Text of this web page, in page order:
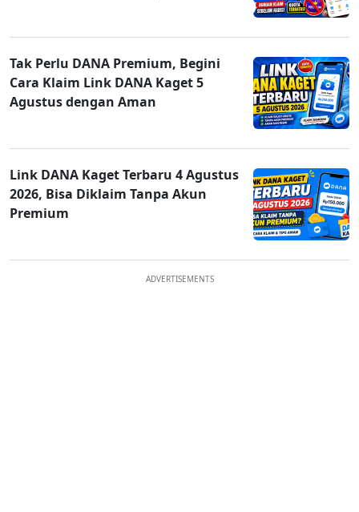
Tak Perlu DANA Premium, Begini
Cara Klaim Link DANA Kaget 5
Agustus dengan Aman
Link DANA Kaget Terbaru 4 Agustus
2026, Bisa Diklaim Tanpa Akun
Premium
ADVERTISEMENTS